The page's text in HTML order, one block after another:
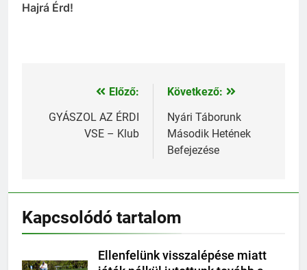
Hajrá Érd!
Bejegyzés
navigáció
Előző:
GYÁSZOL AZ ÉRDI
VSE – Klub
Következő:
Nyári Táborunk
Második Hetének
Befejezése
Kapcsolódó tartalom
Ellenfelünk visszalépése miatt